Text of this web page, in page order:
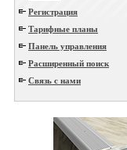
Регистрация
Тарифные планы
Панель управления
Расширенный поиск
Связь с нами